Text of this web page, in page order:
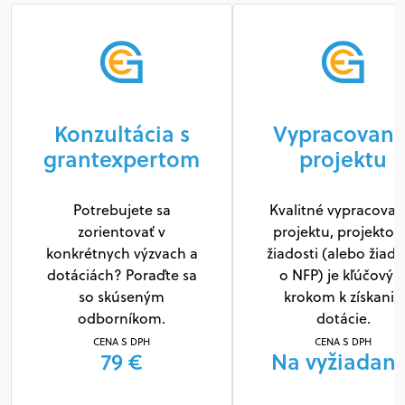
Konzultácia s
grantexpertom
Potrebujete sa
zorientovať v
konkrétnych výzvach a
dotáciách? Poraďte sa
so skúseným
odborníkom.
CENA S DPH
79 €
projektu
Kvalitné
projektu,
žiadosti (alebo
o NFP) je
krokom k získaniu
dotácie.
CENA S DPH
Na